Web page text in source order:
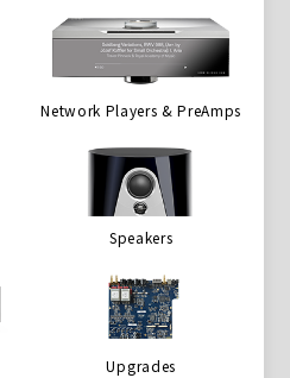
Network Players & PreAmps
Speakers
Upgrades